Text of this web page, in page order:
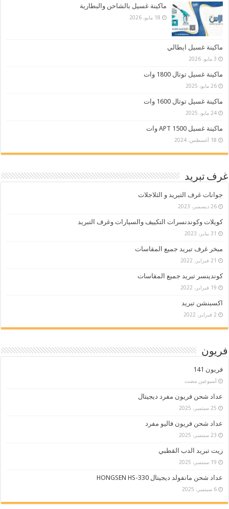
ماكينة غسيل بالشاحن والبطارية
18 مايو، 2026
ماكينة غسيل ايطالي
3 مايو، 2026
ماكينة غسيل توتال 1800 وات
26 مايو، 2025
ماكينة غسيل توتال 1600 وات
24 مايو، 2025
ماكينة غسيل APT 1500 وات
18 أغسطس، 2024
غرف تبريد
جوانات غرف التبريد و الثلاجلات
26 ديسمبر، 2023
كويلات وكوندنسرات التكييف والسيارات وغرف التبريد
31 يناير، 2023
مبخر غرف تبريد جميع المقاسات
21 فبراير، 2022
كوندينسر تبريد جميع المقاسات
19 فبراير، 2022
اكسبنشن تبريد
2 فبراير، 2022
فريون
فريون 141
‏أسبوعين مضت
عداد شحن فريون مفرد ديجيتال
25 سبتمبر، 2025
عداد شحن فريون فاليو مفرد
23 سبتمبر، 2025
زيت تبريد الدب القطبي
19 سبتمبر، 2025
عداد شحن مانفولد ديجيتال HONGSEN HS-330
6 سبتمبر، 2025